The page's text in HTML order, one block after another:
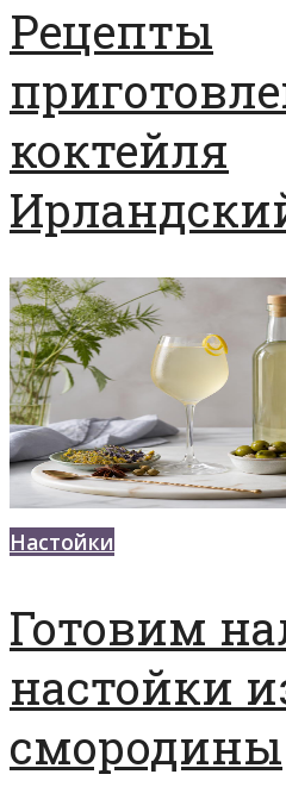
Рецепты
коктейля
Настойки
Готовим
настойки
смородины